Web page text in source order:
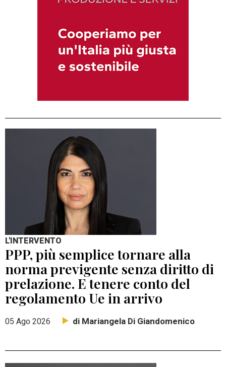
L'INTERVENTO
PPP, più semplice tornare alla
norma previgente senza diritto di
prelazione. E tenere conto del
regolamento Ue in arrivo
05 Ago 2026 di Mariangela Di Giandomenico